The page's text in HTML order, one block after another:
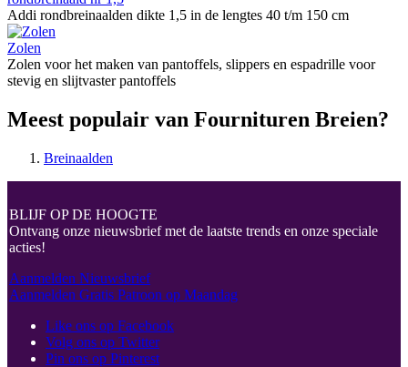
Addi rondbreinaalden dikte 1,5 in de lengtes 40 t/m 150 cm
Zolen
Zolen voor het maken van pantoffels, slippers en espadrille voor
stevig en slijtvaster pantoffels
Meest populair van Fournituren Breien?
Breinaalden
BLIJF OP DE HOOGTE
Ontvang onze nieuwsbrief met de laatste trends en onze speciale
acties!
Aanmelden Nieuwsbrief
Aanmelden Gratis Patroon op Maandag
Like ons op Facebook
Volg ons op Twitter
Pin ons op Pinterest